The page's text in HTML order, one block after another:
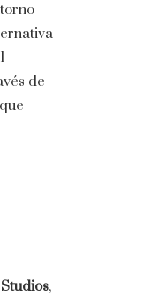
de
,